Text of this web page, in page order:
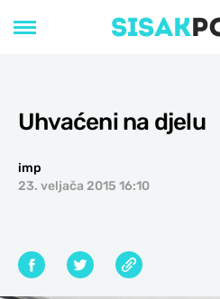
Uhvaćeni na djelu
imp
23. veljača 2015 16:10